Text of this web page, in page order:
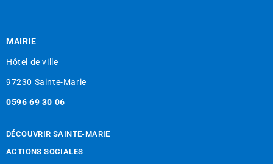
MAIRIE
Hôtel de ville
97230 Sainte-Marie
0596 69 30 06
DÉCOUVRIR SAINTE-MARIE
ACTIONS SOCIALES